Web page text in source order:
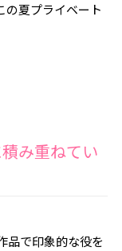
の夏プライベート
み重ねてい
品で印象的な役を